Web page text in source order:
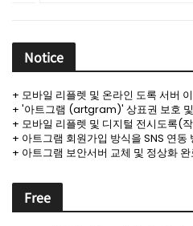
Notice
+ 모바일 리플렛 및 온라인 도록 서버
+ '아트그램 (artgram)' 상표권 보호
+ 아트그램 회원가입 방식을 SNS 연동
+ 아트그램 보안서버 교체 및 정상화 완
Free